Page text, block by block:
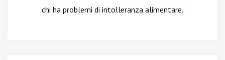
chi ha problemi di intolleranza alimentare.